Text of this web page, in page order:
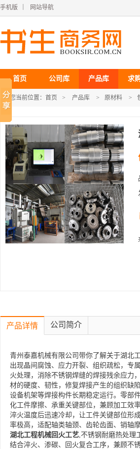
手机版 网站导航
首页 公司库 产品库 求
您当前位置： 首页 > 产品库 > 原材料 >
产品详情 公司简介
青州泰嘉机械有限公司带你了解关于湖北
出现晶间腐蚀、应力开裂、组织疏松，专
火处理，消除不锈钢焊缝的焊接残余应力
材的硬度、韧性，修复焊接产生的组织缺
设备机架等焊接构件长期稳定运行。零部
化工件摩擦、承重关键部位，兼顾加工效
淬火温度后迅速冷却，让工件关键部位形
率极高，适配轴类轴颈、齿轮齿面、销轴
湖北工程机械回火工艺,不锈钢耐磨热处理
结合淬火、渗碳、回火复合工序，兼顾不